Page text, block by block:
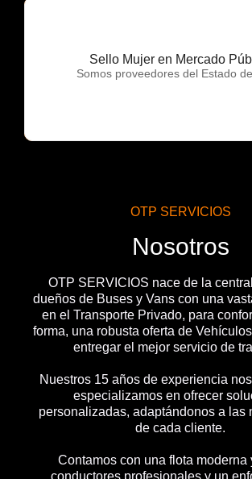
Sello Mujer en Mercado
Somos proveedores del Estado de
OTP Servicios
OTP SERVICIOS
Nosotros
OTP SERVICIOS nace de la
dueños de Buses y Vans con una
en el Transporte Privado, para
forma, una robusta oferta de
entregar el mejor servicio de
Nuestros 15 años de experiencia
especializamos en ofrecer
personalizadas, adaptándonos a las
de cada cliente.
Contamos con una flota moderna